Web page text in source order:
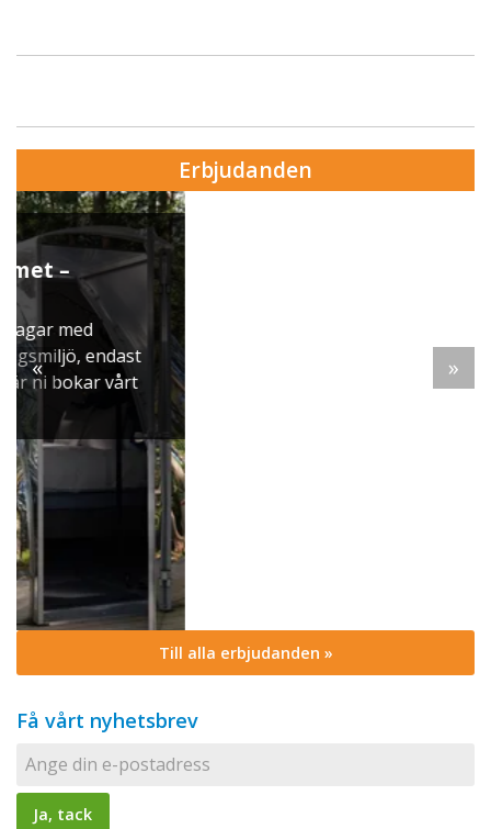
Erbjudanden
Erbjudande från Skytteholm Ekerö
Julbord på Ekerö
När vintern lägger sig över Mälaren dukar vi upp
ett klassiskt svenskt julbord i Skyttegården. Här
möts ni av doften av gran, ljus som brinner stilla
och smaker ...
« »
Till alla erbjudanden »
Få vårt nyhetsbrev